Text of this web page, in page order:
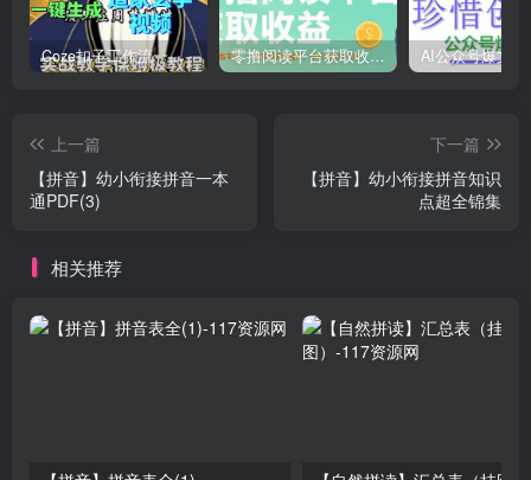
Coze扣子工作流一键生成道家玄学短视频，实战保姆级教程 零撸阅读平台获取收益，最新无门槛平台，一部手机即可操作，单日收益50-3张【揭秘】
上一篇
【拼音】幼小衔接拼音一本
通PDF(3)
下一篇
【拼音】幼小衔接拼音知识
点超全锦集
相关推荐